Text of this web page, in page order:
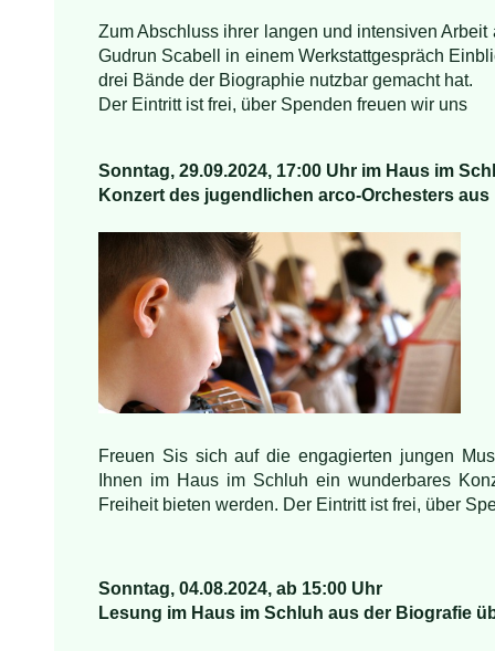
ZumAbsch luss ihrer langen und intensiven
Gudrun Scabell in einem Werkstattgespräch
drei Bände der Biographie nutzbar gemacht hat.
Der Eintritt ist frei, über Spenden freuen wir uns
Sonntag, 29.09.2024, 17:00 Uhr im Haus im
Konzert des jugendlichen arco-Orchesters aus
Freuen Sis sich auf die engagierten jungen
Ihnen im Haus im Schluh ein wunderbares
Freiheit bieten werden. Der Eintritt ist frei, über
Sonntag, 04.08.2024, ab 15:00 Uhr
Lesung im Haus im Schluh aus der Biografie